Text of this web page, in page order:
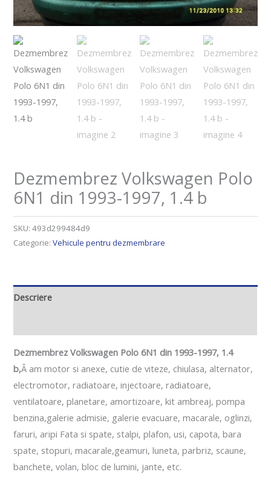
Dezmembrez Volkswagen Polo
6N1 din 1993-1997, 1.4 b
SKU:493d299484d9
Categorie:Vehicule pentru dezmembrare
Descriere
Dezmembrez Volkswagen Polo 6N1 din 1993-1997, 1.4
b,Â am motor si anexe, cutie de viteze, chiulasa, alternator,
electromotor, radiatoare, injectoare, radiatoare,
ventilatoare, planetare, amortizoare, kit ambreaj, pompa
benzina,galerie admisie, galerie evacuare, macarale, oglinzi,
faruri, aripi Fata si spate, stalpi, plafon, usi, capota, bara
spate, stopuri, macarale,geamuri, luneta, parbriz, scaune,
banchete, volan, bloc de lumini, jante, etc.